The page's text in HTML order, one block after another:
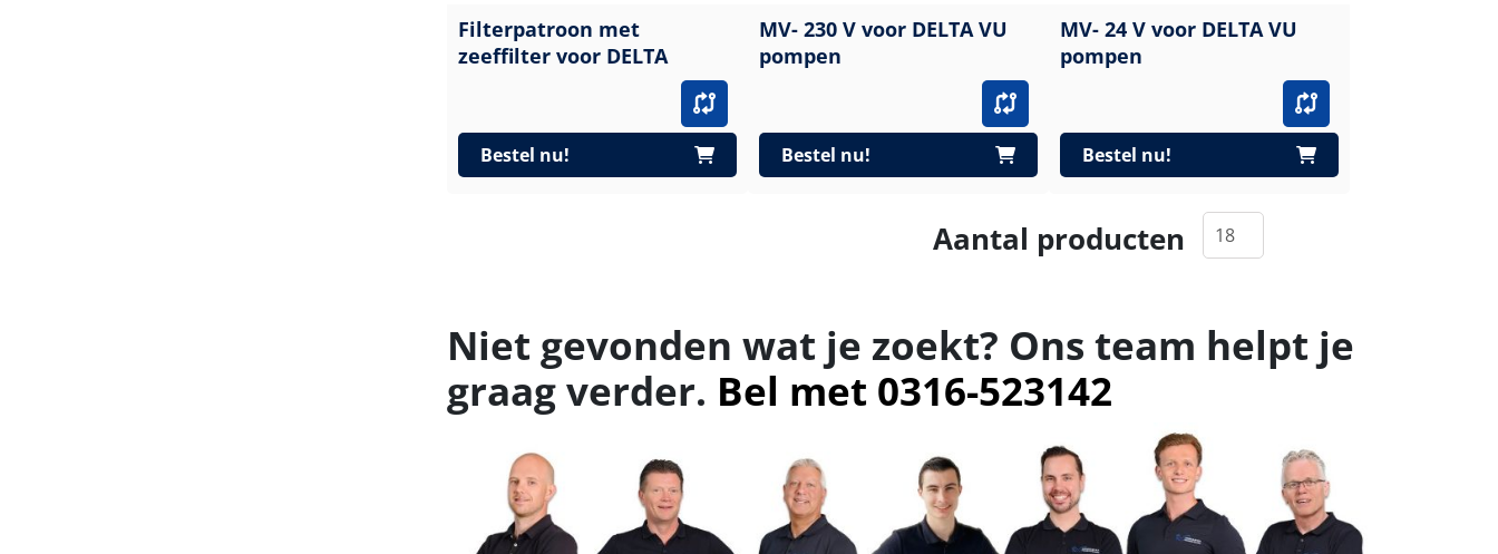
Filterpatroon met
zeeffilter voor DELTA
Bestel nu!
MV- 230 V voor DELTA VU
pompen
Bestel nu!
MV- 24 V voor DELTA VU
pompen
Bestel nu!
Aantal producten
Niet gevonden wat je zoekt? Ons team helpt je
graag verder. Bel met 0316-523142